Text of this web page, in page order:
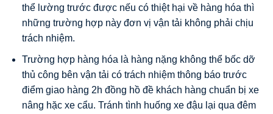
thể lường trước được nếu có thiệt hại về hàng hóa thì
những trường hợp này đơn vị vận tải không phải chịu
trách nhiệm.
Trường hợp hàng hóa là hàng nặng không thể bốc dỡ
thủ công bên vận tải có trách nhiệm thông báo trước
điểm giao hàng 2h đồng hồ đề khách hàng chuẩn bị xe
nâng hặc xe cẩu. Tránh tình huống xe đậu lại qua đêm